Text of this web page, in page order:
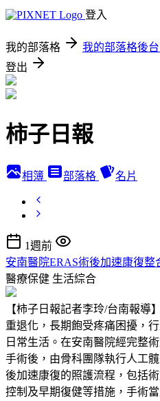
登入
我的部落格 我的部落格後台
登出
柿子日報
相簿 部落格 名片
1週前
安南醫院ERAS術後加速康復
醫療保健 生活綜合
【柿子日報記者李玲/台南報導
重退化，長期飽受疼痛困擾，
日常生活。在安南醫院經完整
手術後，由骨科團隊執行人工
後加速康復的照護流程，包括
控制及早期復健等措施，手術